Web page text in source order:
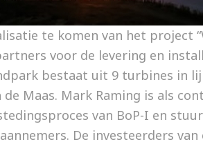
te komen van het project
voor de levering en
bestaat uit 9 turbines in
Maas. Mark Raming is als
van BoP-I en
De investeerders